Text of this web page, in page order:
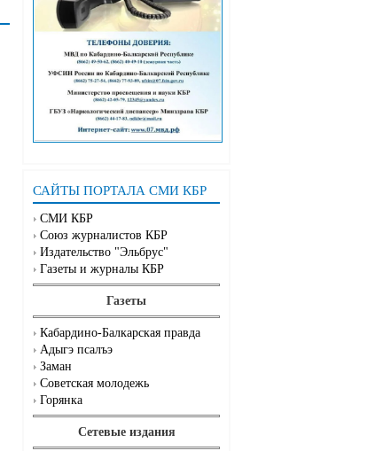
САЙТЫ ПОРТАЛА СМИ КБР
СМИ КБР
Союз журналистов КБР
Издательство "Эльбрус"
Газеты и журналы КБР
Газеты
Кабардино-Балкарская правда
Адыгэ псалъэ
Заман
Советская молодежь
Горянка
Сетевые издания